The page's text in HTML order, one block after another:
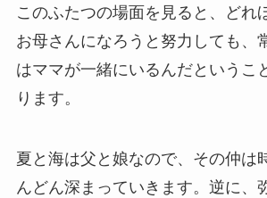
このふたつの場面を見ると、どれ
お母さんになろうと努力しても、
はママが一緒にいるんだというこ
ります。
夏と海は父と娘なので、その仲は
んどん深まっていきます。逆に、